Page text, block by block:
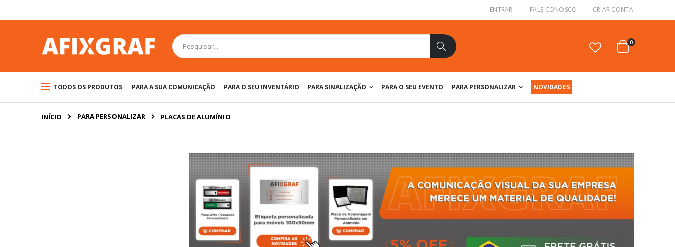
para
conteúdo
ENTRAR FALE CONOSCO CRIAR CONTA
Cart
0itens
Pesquisa
TODOS OS PRODUTOS PARA A SUA COMUNICAÇÃO PARA O SEU INVENTÁRIO PARA SINALIZAÇÃO PARA O SEU EVENTO PARA PERSONALIZAR NOVIDADES
INÍCIO PARA PERSONALIZAR PLACAS DE ALUMÍNIO